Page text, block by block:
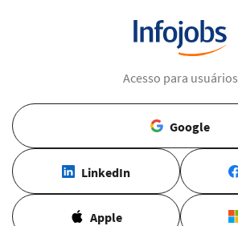
Acesso para usuários
Google
LinkedIn
Apple